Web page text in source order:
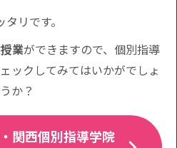
タリです。
業ができますので、個別指導
ックしてみてはいかがでしょ
うか？
関西個別指導学院